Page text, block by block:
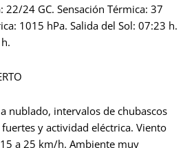
24 GC. Sensación Térmica: 37
1015 hPa. Salida del Sol: 07:23 h.
nublado, intervalos de chubascos
y actividad eléctrica. Viento
a 25 km/h. Ambiente muy